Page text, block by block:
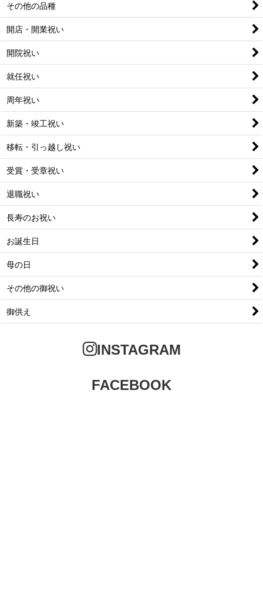
その他の品種
開店・開業祝い
開院祝い
就任祝い
周年祝い
新築・竣工祝い
移転・引っ越し祝い
受賞・受章祝い
退職祝い
長寿のお祝い
お誕生日
母の日
その他の御祝い
御供え
INSTAGRAM
FACEBOOK